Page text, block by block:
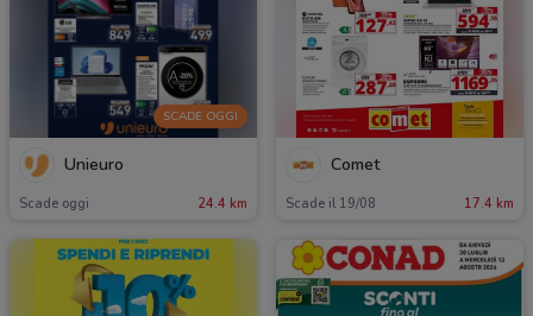
SCADE OGGI
Unieuro
Scade oggi 24.4 km
Comet
Scade il 19/08 17.4 km